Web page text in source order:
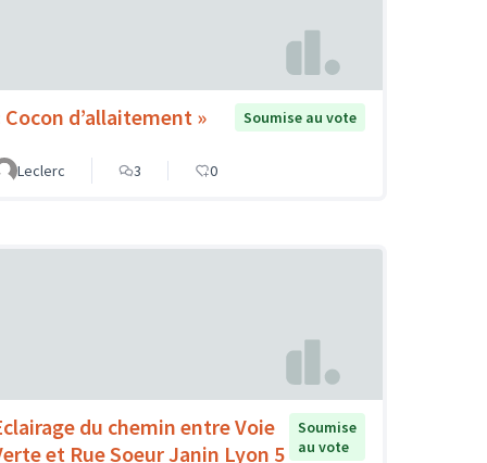
Cocon d’allaitement » Soumise au vote
Leclerc 3 0
du chemin entre Voie
et Rue Soeur Janin Lyon 5
Soumise
au vote